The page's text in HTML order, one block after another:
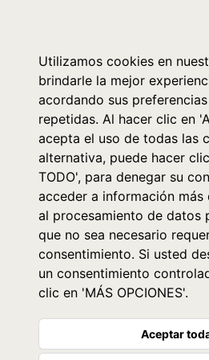
Utilizamos cookies en
brindarle la mejor
acordando sus
repetidas. Al hacer clic en
acepta el uso de todas las
alternativa, puede hacer
TODO', para denegar su
acceder a información más
al procesamiento de datos
que no sea necesario
consentimiento. Si usted
un consentimiento
clic en 'MÁS OPCIONES'.
Aceptar